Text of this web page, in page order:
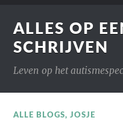
ALLES OP
SCHRIJVEN
Leven op het
ALLE BLOGS,JOSJE